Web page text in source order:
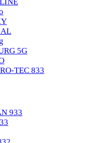
5G
TEC 833
933